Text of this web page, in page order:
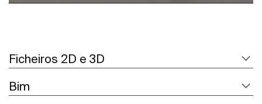
Ficheiros 2D e 3D
Bim